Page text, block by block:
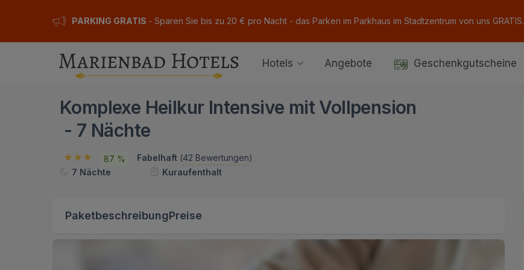
PARKING GRATIS - Sparen Sie bis zu 20 € pro Nacht - das Parken im Parkhaus im Stadtzentrum von uns GRATIS.
Hotels Angebote Geschenkgutscheine
Komplexe Heilkur Intensive mit Vollpension
- 7 Nächte
87 % Fabelhaft (42 Bewertungen)
7 Nächte
Kuraufenthalt
PaketbeschreibungPreise